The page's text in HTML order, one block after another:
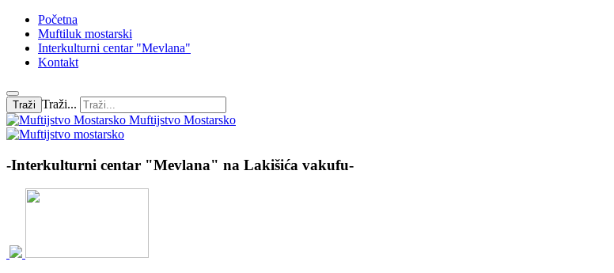
Početna
Muftiluk mostarski
Interkulturni centar "Mevlana"
Kontakt
Traži Traži...
Muftijstvo Mostarsko
-Interkulturni centar "Mevlana" na Lakišića vakufu-